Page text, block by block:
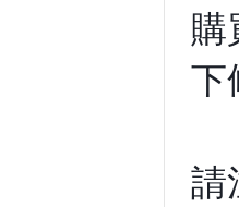
購
下
請